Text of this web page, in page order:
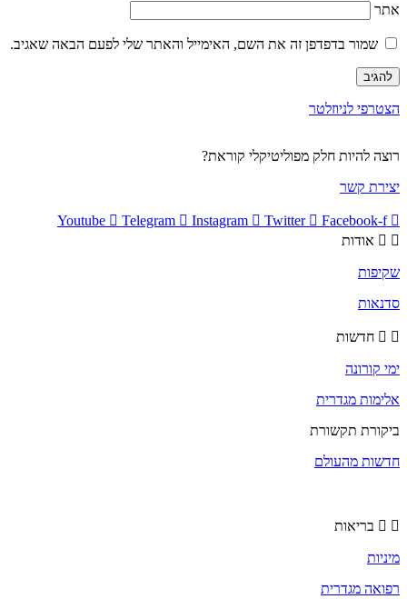
אתר
שמור בדפדפן זה את השם, האימייל והאתר שלי לפעם הבאה שאגיב.
הצטרפי לניוזלטר
רוצה להיות חלק מפוליטיקלי קוראת?
יצירת קשר
Youtube Telegram Instagram Twitter
Facebook-f
אודות
שקיפות
סדנאות
חדשות
ימי קורונה
אלימות מגדרית
ביקורת תקשורת
חדשות מהעולם
בריאות
מיניות
רפואה מגדרית